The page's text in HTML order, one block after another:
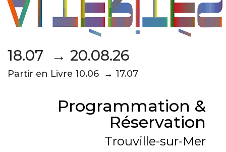
18.07 → 20.08.26
Partir en Livre 10.06 → 17.07
Programmation &
Réservation
Trouville-sur-Mer